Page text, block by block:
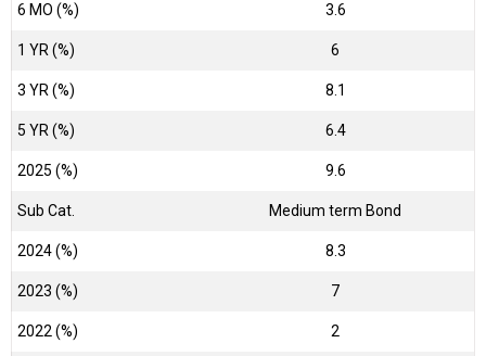
6 MO (%) 3.6
1 YR (%) 6
3 YR (%) 8.1
5 YR (%) 6.4
2025 (%) 9.6
Sub Cat. Medium term Bond
2024 (%) 8.3
2023 (%) 7
2022 (%) 2